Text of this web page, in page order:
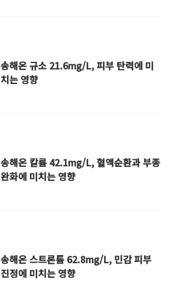
송해온 규소 21.6mg/L, 피부 탄력에 미
치는 영향
송해온 칼륨 42.1mg/L, 혈액순환과 부종
완화에 미치는 영향
송해온 스트론튬 62.8mg/L, 민감 피부
진정에 미치는 영향